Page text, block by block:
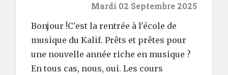
Mardi 02 Septembre 2025
Bonjour !C'est la rentrée à l'école de
musique du Kalif. Prêts et prêtes pour
une nouvelle année riche en musique ?
En tous cas, nous, oui. Les cours